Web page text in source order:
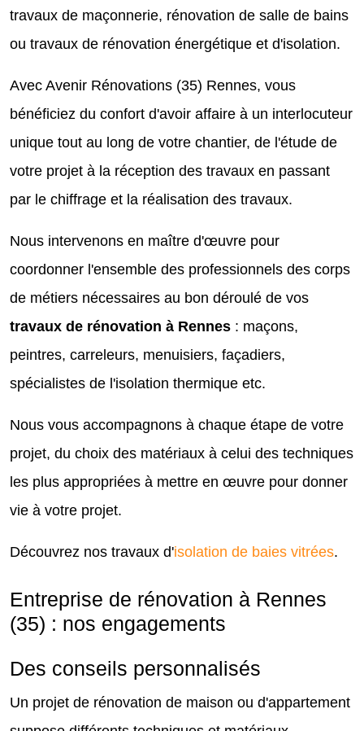
travaux de maçonnerie, rénovation de salle de bains
ou travaux de rénovation énergétique et d'isolation.
Avec Avenir Rénovations (35) Rennes, vous
bénéficiez du confort d'avoir affaire à un interlocuteur
unique tout au long de votre chantier, de l'étude de
votre projet à la réception des travaux en passant
par le chiffrage et la réalisation des travaux.
Nous intervenons en maître d'œuvre pour
coordonner l'ensemble des professionnels des corps
de métiers nécessaires au bon déroulé de vos
travaux de rénovation à Rennes : maçons,
peintres, carreleurs, menuisiers, façadiers,
spécialistes de l'isolation thermique etc.
Nous vous accompagnons à chaque étape de votre
projet, du choix des matériaux à celui des techniques
les plus appropriées à mettre en œuvre pour donner
vie à votre projet.
Découvrez nos travaux d'isolation de baies vitrées.
Entreprise de rénovation à Rennes
(35) : nos engagements
Des conseils personnalisés
Un projet de rénovation de maison ou d'appartement